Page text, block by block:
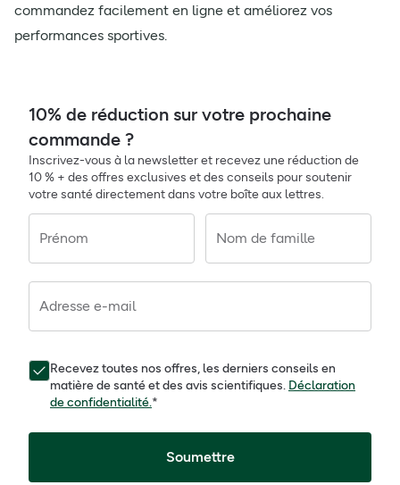
commandez facilement en ligne et améliorez vos
performances sportives.
10% de réduction sur votre prochaine
commande ?
Inscrivez-vous à la newsletter et recevez une réduction de
10 % + des offres exclusives et des conseils pour soutenir
votre santé directement dans votre boîte aux lettres.
Prénom Nom de famille
Adresse e-mail
Recevez toutes nos offres, les derniers conseils en
matière de santé et des avis scientifiques. Déclaration
de confidentialité.*
Soumettre